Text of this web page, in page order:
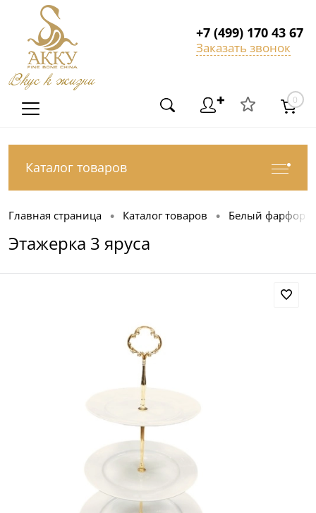
Вкус к жизни
+7 (499) 170 43 67
Заказать звонок
✚ 0
Каталог товаров
Главная страница • Каталог товаров • Белый фарфор
Этажерка 3 яруса